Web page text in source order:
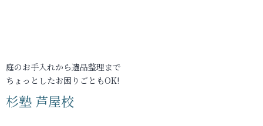
庭のお手入れから遺品整理まで
ちょっとしたお困りごともOK!
杉塾 芦屋校